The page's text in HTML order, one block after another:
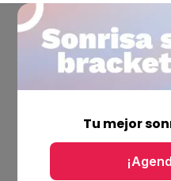
Tu mejor
Ubicaciones
Bolsa de trabajo